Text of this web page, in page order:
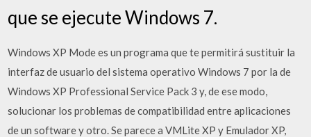
que se ejecute Windows 7.
Windows XP Mode es un programa que te permitirá sustituir la
interfaz de usuario del sistema operativo Windows 7 por la de
Windows XP Professional Service Pack 3 y, de ese modo,
solucionar los problemas de compatibilidad entre aplicaciones
de un software y otro. Se parece a VMLite XP y Emulador XP,